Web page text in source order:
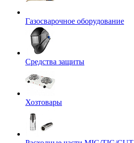
Газосварочное оборудование
Средства защиты
Хозтовары